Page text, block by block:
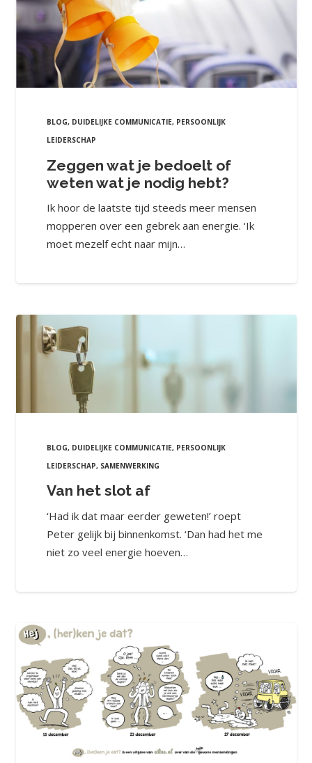
BLOG, DUIDELIJKE COMMUNICATIE, PERSOONLIJK
LEIDERSCHAP
Zeggen wat je bedoelt of
weten wat je nodig hebt?
Ik hoor de laatste tijd steeds meer mensen
mopperen over een gebrek aan energie. ‘Ik
moet mezelf echt naar mijn…
BLOG, DUIDELIJKE COMMUNICATIE, PERSOONLIJK
LEIDERSCHAP, SAMENWERKING
Van het slot af
‘Had ik dat maar eerder geweten!’ roept
Peter gelijk bij binnenkomst. ‘Dan had het me
niet zo veel energie hoeven…